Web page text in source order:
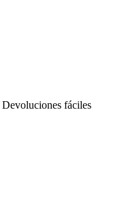
Devoluciones fáciles